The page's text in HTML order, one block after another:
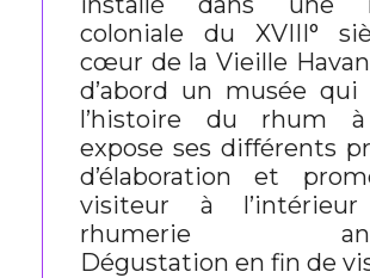
coloniale du XVIII°
cœur de la Vieille
d’abord un musée qui
l’histoire du rhum à
expose ses différents
d’élaboration et
visiteur à l’intérieur
rhumerie
Dégustation en fin de